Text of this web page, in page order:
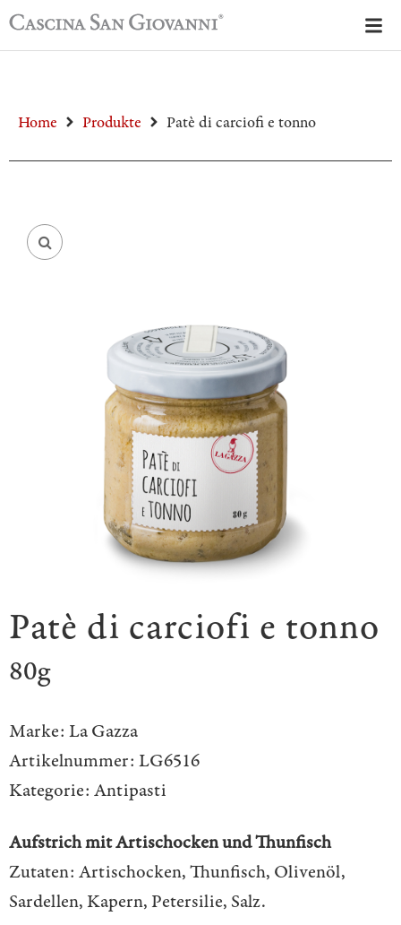
Home Produkte Patè di carciofi e tonno
Patè di carciofi e tonno
80g
Marke: La Gazza
Artikelnummer: LG6516
Kategorie: Antipasti
Aufstrich mit Artischocken und Thunfisch
Zutaten: Artischocken, Thunfisch, Olivenöl,
Sardellen, Kapern, Petersilie, Salz.